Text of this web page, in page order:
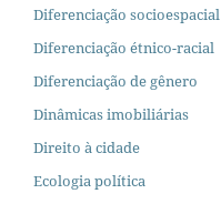
Diferenciação socioespacial
Diferenciação étnico-racial
Diferenciação de gênero
Dinâmicas imobiliárias
Direito à cidade
Ecologia política